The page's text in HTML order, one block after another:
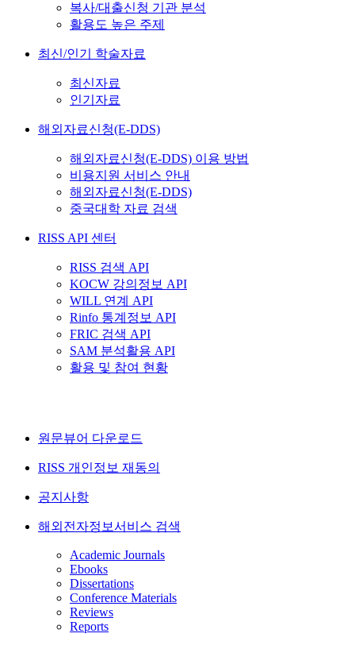
복사/대출신청 기관 분석
활용도 높은 주제
최신/인기 학술자료
최신자료
인기자료
해외자료신청(E-DDS)
해외자료신청(E-DDS) 이용 방법
비용지원 서비스 안내
해외자료신청(E-DDS)
중국대학 자료 검색
RISS API 센터
RISS 검색 API
KOCW 강의정보 API
WILL 연계 API
Rinfo 통계정보 API
FRIC 검색 API
SAM 분석활용 API
활용 및 참여 현황
원문뷰어 다운로드
RISS 개인정보 재동의
공지사항
해외전자정보서비스 검색
Academic Journals
Ebooks
Dissertations
Conference Materials
Reviews
Reports